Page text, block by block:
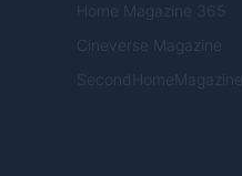
Home Magazine 365
Cineverse Magazine
SecondHomeMagazine